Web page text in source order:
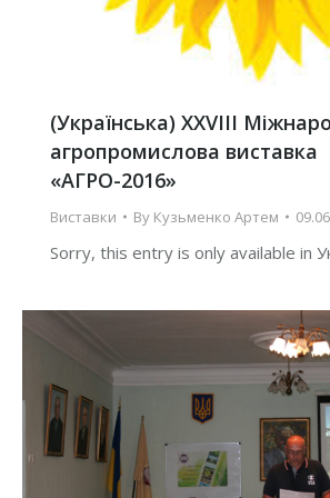
(Українська) XXVIII
агропромислова виставка
«АГРО-2016»
Виставки By Кузьменко Артем
Sorry, this entry is only available in